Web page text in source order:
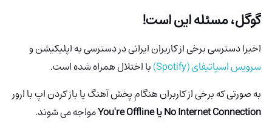
گوگل، مسئله این است!
اخیرا دسترسی برخی از کاربران ایرانی در دسترسی به اپلیکیشن و
سرویس اسپاتیفای (Spotify)
با اختلال همراه شده است.
به صورتی که برخی از کاربران هنگام پخش آهنگ یا باز کردن اپ با ارور
No Internet Connection یا You're Offline
مواجه می شوند.